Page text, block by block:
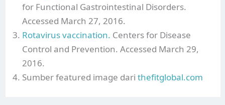
for Functional Gastrointestinal Disorders.
Accessed March 27, 2016.
Rotavirus vaccination. Centers for Disease
Control and Prevention. Accessed March 29,
2016.
Sumber featured image darithefitglobal.com